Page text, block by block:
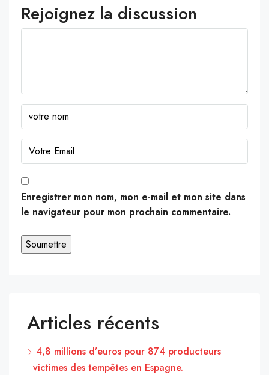
Rejoignez la discussion
Enregistrer mon nom, mon e-mail et mon site dans
le navigateur pour mon prochain commentaire.
Articles récents
4,8 millions d’euros pour 874 producteurs
victimes des tempêtes en Espagne.